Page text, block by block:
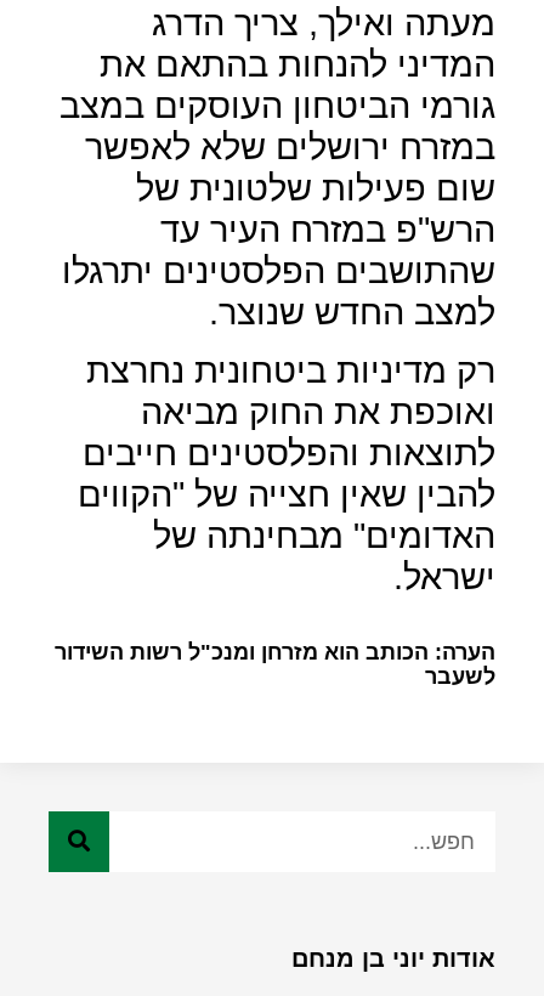
מעתה ואילך, צריך הדרג
המדיני להנחות בהתאם את
גורמי הביטחון העוסקים במצב
במזרח ירושלים שלא לאפשר
שום פעילות שלטונית של
הרש"פ במזרח העיר עד
שהתושבים הפלסטינים יתרגלו
למצב החדש שנוצר.
רק מדיניות ביטחונית נחרצת
ואוכפת את החוק מביאה
לתוצאות והפלסטינים חייבים
להבין שאין חצייה של "הקווים
האדומים" מבחינתה של
ישראל.
הערה: הכותב הוא מזרחן ומנכ"ל רשות השידור
לשעבר
אודות יוני בן מנחם